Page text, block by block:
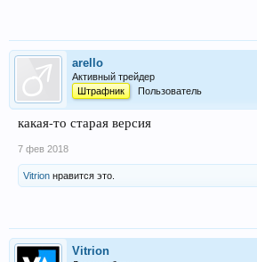
arello
Активный трейдер
Штрафник
Пользователь
какая-то старая версия
7 фев 2018
Vitrion нравится это.
Vitrion